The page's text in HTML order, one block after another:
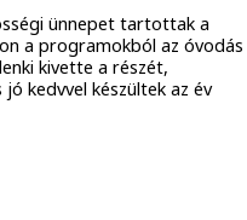
ünnepet tartottak a
a programokból az óvodás
kivette a részét,
kedvvel készültek az év